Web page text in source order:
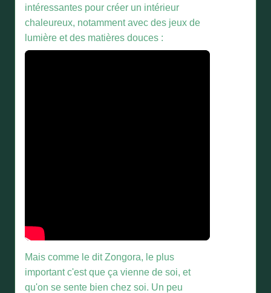
intéressantes pour créer un intérieur
chaleureux, notamment avec des jeux de
lumière et des matières douces :
Mais comme le dit Zongora, le plus
important c'est que ça vienne de soi, et
qu'on se sente bien chez soi. Un peu